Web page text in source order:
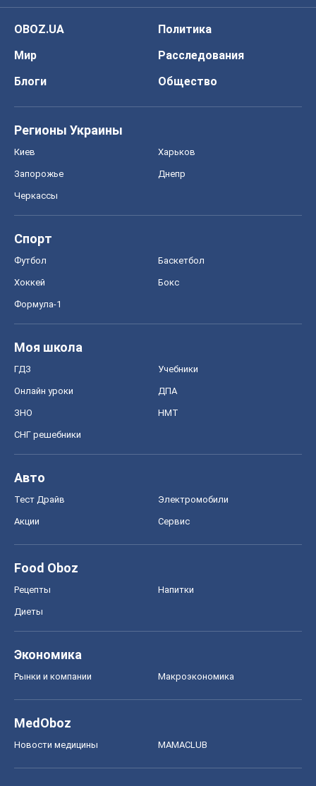
OBOZ.UA
Политика
Мир
Расследования
Блоги
Общество
Регионы Украины
Киев Харьков
Запорожье Днепр
Черкассы
Спорт
Футбол Баскетбол
Хоккей Бокс
Формула-1
Моя школа
ГДЗ Учебники
Онлайн уроки ДПА
ЗНО НМТ
СНГ решебники
Авто
Тест Драйв Электромобили
Акции Сервис
Food Oboz
Рецепты Напитки
Диеты
Экономика
Рынки и компании Mакроэкономика
MedOboz
Новости медицины MAMACLUB